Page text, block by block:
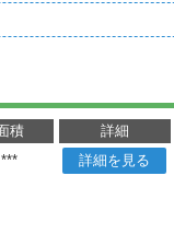
積 詳細
*** 詳細を見る